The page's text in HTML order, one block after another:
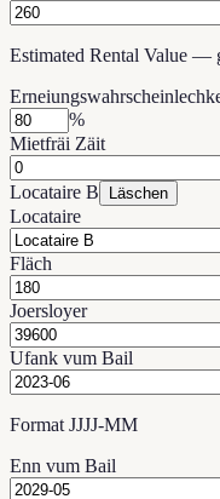
Estimated Rental Value —
%
Mietfräi Zäit
Locataire B
Läschen
Locataire
Fläch
Joersloyer
Ufank vum Bail
Format JJJJ-MM
Enn vum Bail